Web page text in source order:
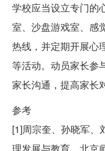
学校应当设立专门的
室、沙盘游戏室、感
热线，并定期开展心
等活动。动员家长参
家长沟通，提高家长
参考
[1]周宗奎、孙晓军、